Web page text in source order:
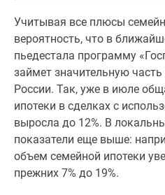
Учитывая все плюсы
вероятность, что в
пьедестала программу
займет значительную
России. Так, уже в июле
ипотеки в сделках с
выросла до 12%. В
показатели еще выше:
объем семейной ипотеки
прежних 7% до 19%.